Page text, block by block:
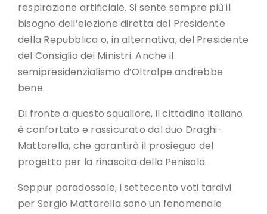
respirazione artificiale. Si sente sempre più il
bisogno dell’elezione diretta del Presidente
della Repubblica o, in alternativa, del Presidente
del Consiglio dei Ministri. Anche il
semipresidenzialismo d’Oltralpe andrebbe
bene.
Di fronte a questo squallore, il cittadino italiano
è confortato e rassicurato dal duo Draghi-
Mattarella, che garantirà il prosieguo del
progetto per la rinascita della Penisola.
Seppur paradossale, i settecento voti tardivi
per Sergio Mattarella sono un fenomenale